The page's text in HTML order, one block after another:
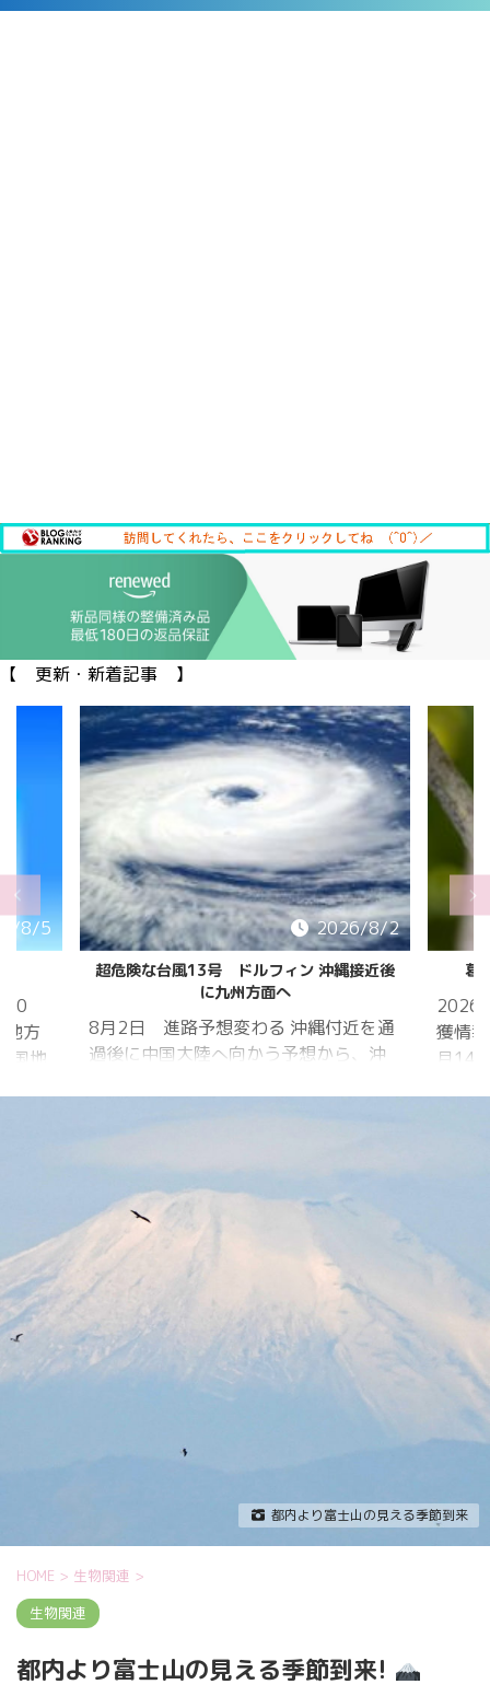
【 更新・新着記事 】
8/5
20
方
国地
2026/8/2
超危険な台風13号 ドルフィン 沖縄接近後
に九州方面へ
8月2日 進路予想変わる 沖縄付近を通
過後に中国大陸へ向かう予想から、沖
期予報センター 気象庁 8月31日
6:00 8月30日 5:20 8月1日に南鳥島
近海で猛烈な勢力へ 台風13号は、今
後、海面水温が29度以上の海域を西進
する見込みで、猛烈な勢力になる見込
葛
2026
獲情
月14
冬眠
まし
たコ
リー
都内より富士山の見える季節到来
HOME > 生物関連 >
生物関連
都内より富士山の見える季節到来!